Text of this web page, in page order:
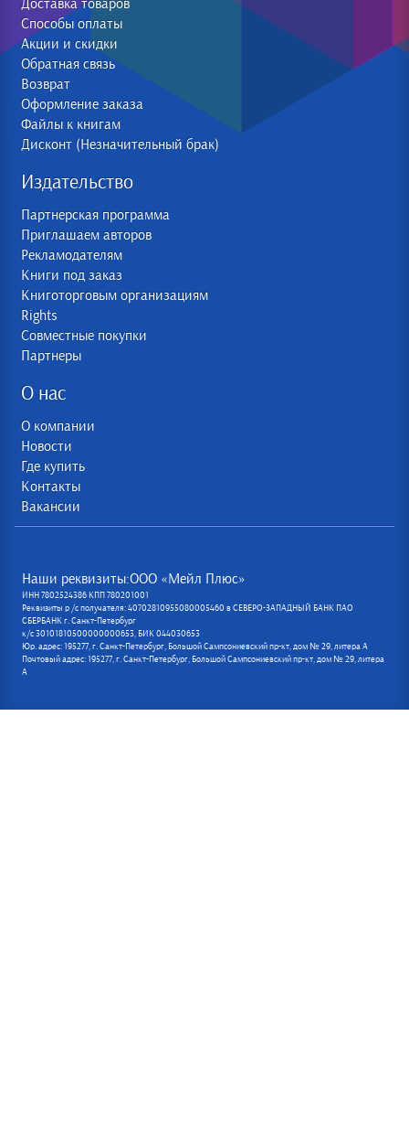
Доставка товаров
Способы оплаты
Акции и скидки
Обратная связь
Возврат
Оформление заказа
Файлы к книгам
Дисконт (Незначительный брак)
Издательство
Партнерская программа
Приглашаем авторов
Рекламодателям
Книги под заказ
Книготорговым организациям
Rights
Совместные покупки
Партнеры
О нас
О компании
Новости
Где купить
Контакты
Вакансии
Наши реквизиты:ООО «Мейл Плюс»
ИНН 7802524386 КПП 780201001
Реквизиты р /с получателя: 40702810955080005460 в СЕВЕРО-ЗАПАДНЫЙ БАНК ПАО
СБЕРБАНК г. Санкт-Петербург
к/с 30101810500000000653, БИК 044030653
Юр. адрес: 195277, г. Санкт-Петербург, Большой Сампсониевский пр-кт, дом № 29, литера А
Почтовый адрес: 195277, г. Санкт-Петербург, Большой Сампсониевский пр-кт, дом № 29, литера
А